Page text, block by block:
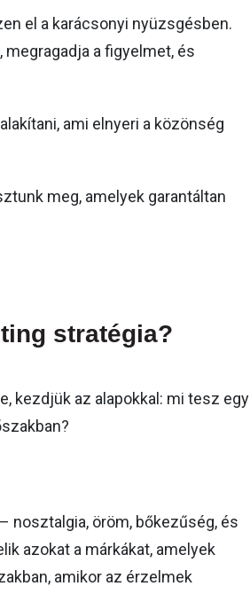
el a karácsonyi nyüzsgésben.
megragadja a figyelmet, és
ami elnyeri a közönség
meg, amelyek garantáltan
stratégia?
kezdjük az alapokkal: mi tesz egy
nosztalgia, öröm, bőkezűség, és
azokat a márkákat, amelyek
amikor az érzelmek